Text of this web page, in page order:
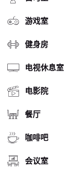
游戏室
健身房
电视休息室
电影院
餐厅
咖啡吧
会议室